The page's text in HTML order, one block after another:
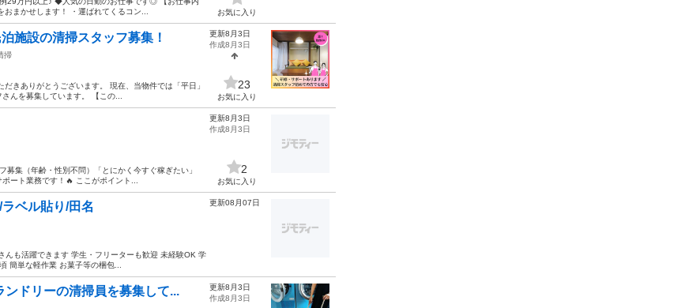
まかせします！ ・運ばれてくるコン...
お気に入り
施設の清掃スタッフ募集！
掃
きありがとうございます。 現在、当物件では「平日」
んを募集しています。 【この...
更新8月3日
作成8月3日
23
お気に入り
集（年齢・性別不問）「とにかく今すぐ稼ぎたい」
ート業務です！🔥 ここがポイント...
更新8月3日
作成8月3日
2
お気に入り
ベル貼り/田名
んも活躍できます 学生・フリーターも歓迎 未経験OK 学
簡単な軽作業 お菓子等の梱包...
更新08月07日
ンドリーの清掃員を募集して...
更新8月3日
作成8月3日